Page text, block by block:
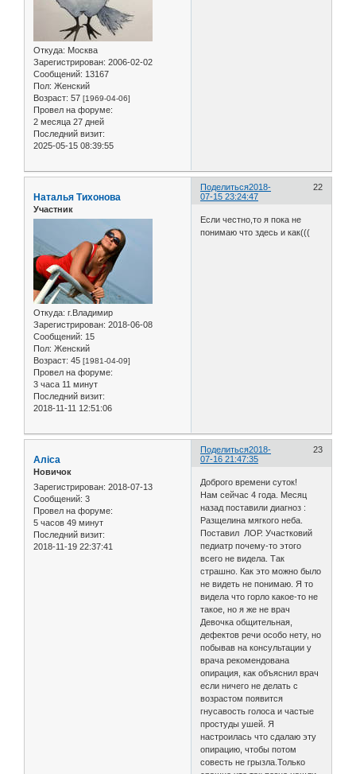
Откуда: Москва
Зарегистрирован: 2006-02-02
Сообщений: 13167
Пол: Женский
Возраст: 57 [1969-04-06]
Провел на форуме:
2 месяца 27 дней
Последний визит:
2025-05-15 08:39:55
Поделиться 22
2018-
07-15 23:24:47
Наталья Тихонова
Участник
Откуда: г.Владимир
Зарегистрирован: 2018-06-08
Сообщений: 15
Пол: Женский
Возраст: 45 [1981-04-09]
Провел на форуме:
3 часа 11 минут
Последний визит:
2018-11-11 12:51:06
Если честно,то я пока не
понимаю что здесь и как(((
Поделиться 23
2018-
07-16 21:47:35
Аліса
Новичок
Зарегистрирован: 2018-07-13
Сообщений: 3
Провел на форуме:
5 часов 49 минут
Последний визит:
2018-11-19 22:37:41
Доброго времени суток!
Нам сейчас 4 года. Месяц
назад поставили диагноз :
Разщелина мягкого неба.
Поставил ЛОР. Участковий
педиатр почему-то этого
всего не видела. Так
страшно. Как это можно было
не видеть не понимаю. Я то
видела что горло какое-то не
такое, но я же не врач
Девочка общительная,
дефектов речи особо нету, но
побывав на консультации у
врача рекомендована
опирация, как объяснил врач
если ничего не делать с
возрастом появится
гнусавость голоса и частые
простуды ушей. Я
настроилась что сдалаю эту
опирацию, чтобы потом
совесть не грызла.Только